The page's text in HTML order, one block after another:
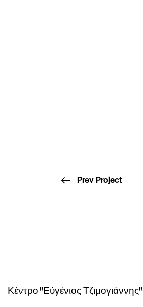
Prev Project
Κέντρο "Εὐγένιος Τζιμογιάννης"